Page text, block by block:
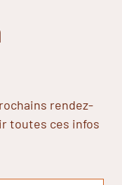
rendez-
toutes ces infos